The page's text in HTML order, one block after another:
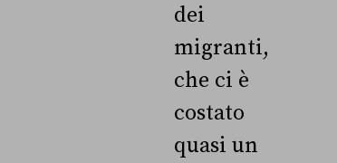
dei
migranti,
che ci è
costato
quasi un